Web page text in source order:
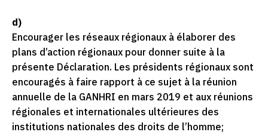
d)
Encourager les réseaux régionaux à élaborer des
plans d’action régionaux pour donner suite à la
présente Déclaration. Les présidents régionaux sont
encouragés à faire rapport à ce sujet à la réunion
annuelle de la GANHRI en mars 2019 et aux réunions
régionales et internationales ultérieures des
institutions nationales des droits de l’homme;